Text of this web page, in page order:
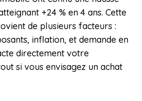
+24 % en 4 ans. Cette
de plusieurs facteurs :
inflation, et demande en
directement votre
si vous envisagez un achat